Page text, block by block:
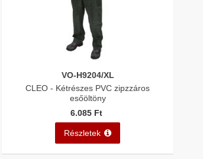
VO-H9204/XL
CLEO - Kétrészes PVC zipzzáros
esőöltöny
6.085 Ft
Részletek